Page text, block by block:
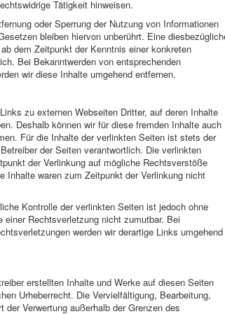
Tätigkeit hinweisen.
oder Sperrung der Nutzung von Informationen
bleiben hiervon unberührt. Eine
dem Zeitpunkt der Kenntnis einer konkreten
Bei Bekanntwerden von entsprechenden
wir diese Inhalte umgehend entfernen.
zu externen Webseiten Dritter, auf deren Inhalte
Deshalb können wir für diese fremden Inhalte auch
Für die Inhalte der verlinkten Seiten ist stets der
der Seiten verantwortlich. Die verlinkten
der Verlinkung auf mögliche Rechtsverstöße
Inhalte waren zum Zeitpunkt der Verlinkung nicht
Kontrolle der verlinkten Seiten ist jedoch ohne
einer Rechtsverletzung nicht zumutbar. Bei
werden wir derartige Links umgehend
erstellten Inhalte und Werke auf diesen Seiten
Urheberrecht. Die Vervielfältigung, Bearbeitung,
der Verwertung außerhalb der Grenzen des